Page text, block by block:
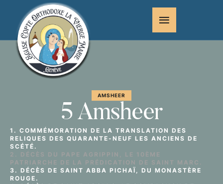
AMSHEER
5 Amsheer
1. COMMÉMORATION DE LA TRANSLATION DES
RELIQUES DES QUARANTE-NEUF LES ANCIENS DE
SCÉTÉ.
2. DÉCÈS DU PAPE AGRIPPIN, LE 10ÈME
PATRIARCHE DE LA PRÉDICATION DE SAINT MARC.
3. DÉCÈS DE SAINT ABBA PICHAÏ, DU MONASTÈRE
ROUGE.